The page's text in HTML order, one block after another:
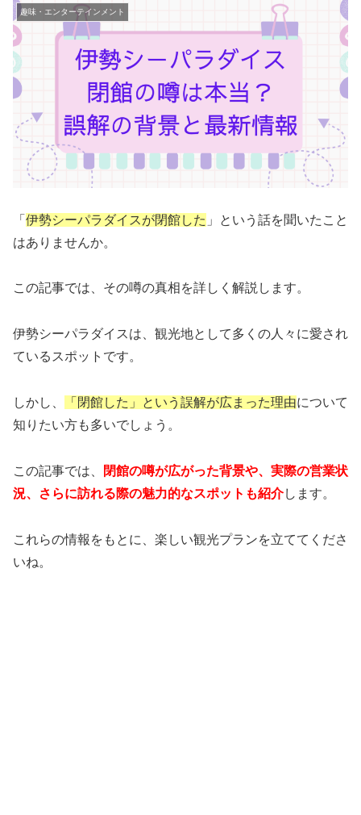
趣味・エンターテインメント
「 伊勢シーパラダイスが閉館した 」という話を聞いたこと
はありませんか。
この記事では、その噂の真相を詳しく解説します。
伊勢シーパラダイスは、観光地として多くの人々に愛され
ているスポットです。
しかし、 「閉館した」という誤解が広まった理由について
知りたい方も多いでしょう。
この記事では、
閉館の噂が広がった背景や、実際の営業状
況、さらに訪れる際の魅力的なスポットも紹介します。
これらの情報をもとに、楽しい観光プランを立ててくださ
いね。